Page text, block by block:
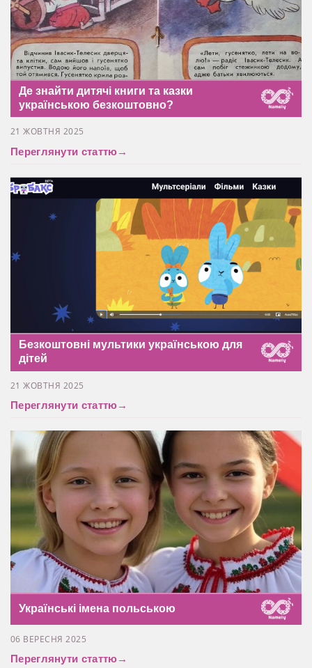
Де знайти дитячі книги та казки
українською безкоштовно?
21 ЖОВТНЯ 2025
Переглянути статтю→
Безкоштовні мультики українською для
дітей
21 ЖОВТНЯ 2025
Переглянути статтю→
Українські імена польською
06 ВЕРЕСНЯ 2025
Переглянути статтю→